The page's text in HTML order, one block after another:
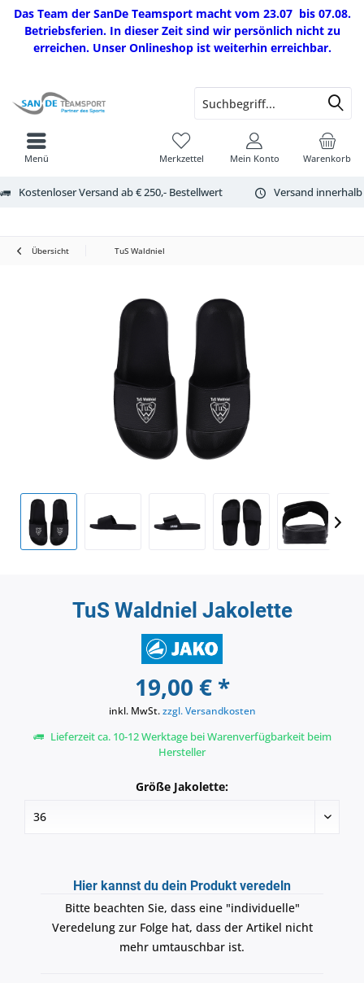
Das Team der SanDe Teamsport macht vom 23.07 bis 07.08.
Betriebsferien. In dieser Zeit sind wir persönlich nicht zu
erreichen. Unser Onlineshop ist weiterhin erreichbar.
Kostenloser Versand ab € 250,- Bestellwert Versand
Warenkorb
Merkzettel Mein Konto
Menü
Übersicht TuS Waldniel
TuS Waldniel Jakolette
19,00 € *
inkl. MwSt.zzgl. Versandkosten
Lieferzeit ca. 10-12 Werktage bei Warenverfügbarkeit beim
Hersteller
Größe Jakolette:
Hier kannst du dein Produkt veredeln
Bitte beachten Sie, dass eine "individuelle"
Veredelung zur Folge hat, dass der Artikel nicht
mehr umtauschbar ist.